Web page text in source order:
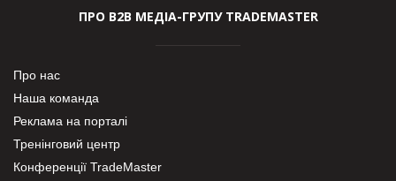
ПРО В2В МЕДІА-ГРУПУ TRADEMASTER
Про нас
Наша команда
Реклама на порталі
Тренінговий центр
Конференції TradeMaster